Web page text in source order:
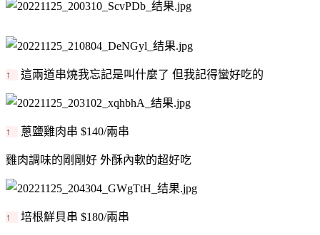
↑ 這兩道串燒我忘記是叫什麼了 但我記得蠻好吃的
↑ 蔥鹽雞肉串 $140/兩串
雞肉調味的剛剛好 外酥內軟的超好吃
↑ 培根鮮貝串 $180/兩串